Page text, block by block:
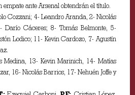
ante Arsenal obtendrán el título.
Cozzani; 4- Leandro Aranda, 2- Nicolás
Cáceres; 8- Tomás Belmonte, 5-
Lodico; 11- Kevin Cardozo, 7- Agustín
Medina, 13- Kevin Marinich, 14- Matías
16- Nicolás Barrios, 17- Nehuén Joffe y